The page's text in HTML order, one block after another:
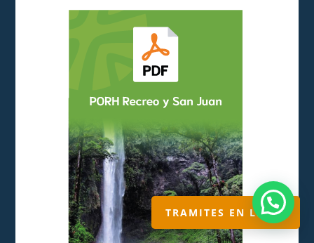
TRAMITES EN LINEA